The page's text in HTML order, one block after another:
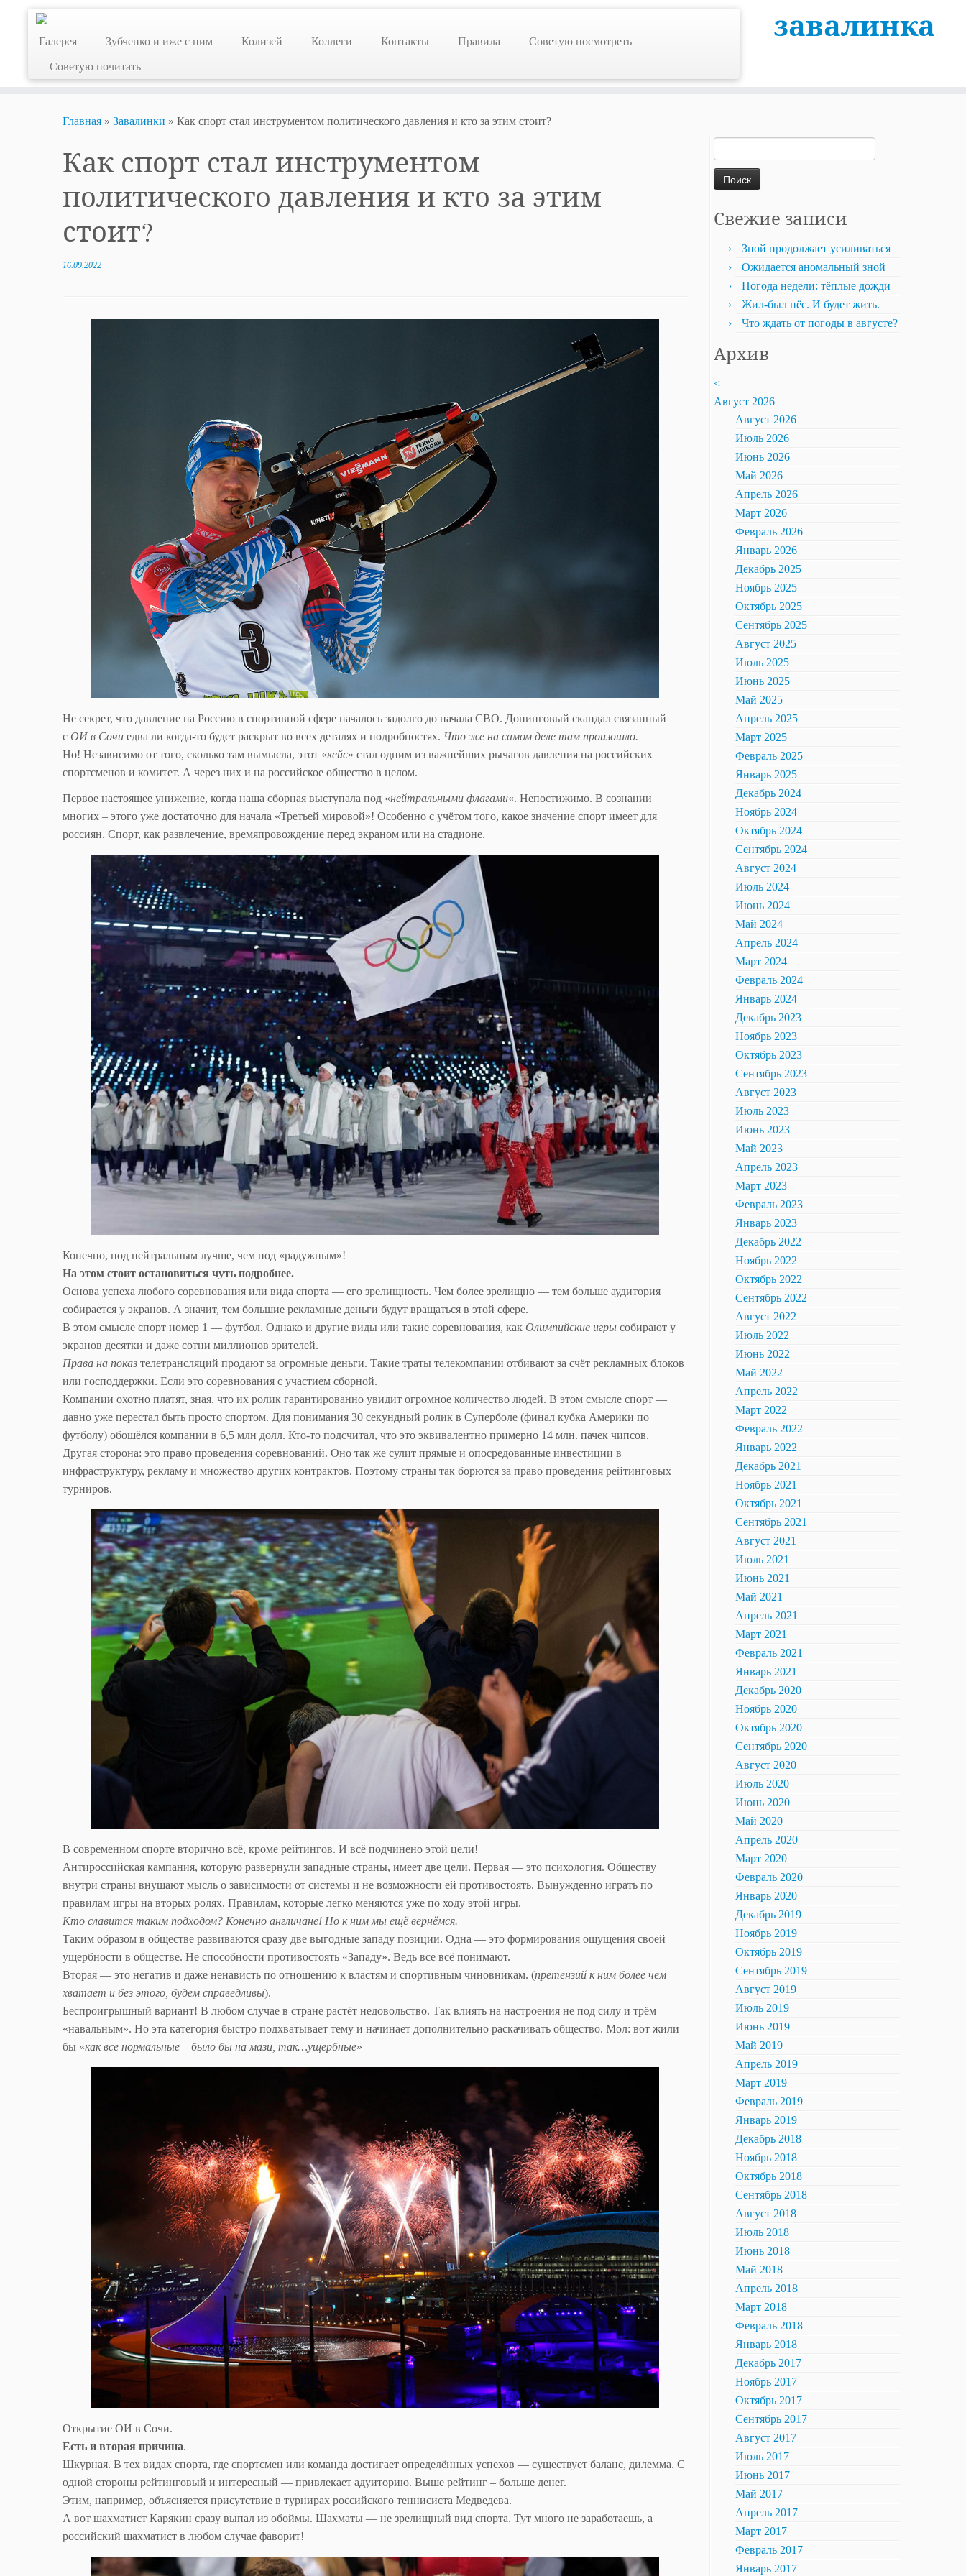
завалинка
Галерея Зубченко и иже с ним Колизей Коллеги Контакты Правила Советую посмотреть
Советую почитать
Главная » Завалинки » Как спорт стал инструментом политического давления и кто за этим стоит?
Как спорт стал инструментом
политического давления и кто за этим
стоит?
16.09.2022
Не секрет, что давление на Россию в спортивной сфере началось задолго до начала СВО. Допинговый скандал связанный
с ОИ в Сочи едва ли когда-то будет раскрыт во всех деталях и подробностях. Что же на самом деле там произошло.
Но! Независимо от того, сколько там вымысла, этот «кейс» стал одним из важнейших рычагов давления на российских
спортсменов и комитет. А через них и на российское общество в целом.
Первое настоящее унижение, когда наша сборная выступала под «нейтральными флагами«. Непостижимо. В сознании
многих – этого уже достаточно для начала «Третьей мировой»! Особенно с учётом того, какое значение спорт имеет для
россиян. Спорт, как развлечение, времяпровождение перед экраном или на стадионе.
Конечно, под нейтральным лучше, чем под «радужным»!
На этом стоит остановиться чуть подробнее.
Основа успеха любого соревнования или вида спорта — его зрелищность. Чем более зрелищно — тем больше аудитория
собирается у экранов. А значит, тем большие рекламные деньги будут вращаться в этой сфере.
В этом смысле спорт номер 1 — футбол. Однако и другие виды или такие соревнования, как Олимпийские игры собирают у
экранов десятки и даже сотни миллионов зрителей.
Права на показ телетрансляций продают за огромные деньги. Такие траты телекомпании отбивают за счёт рекламных блоков
или господдержки. Если это соревнования с участием сборной.
Компании охотно платят, зная. что их ролик гарантированно увидит огромное количество людей. В этом смысле спорт —
давно уже перестал быть просто спортом. Для понимания 30 секундный ролик в Суперболе (финал кубка Америки по
футболу) обошёлся компании в 6,5 млн долл. Кто-то подсчитал, что это эквивалентно примерно 14 млн. пачек чипсов.
Другая сторона: это право проведения соревнований. Оно так же сулит прямые и опосредованные инвестиции в
инфраструктуру, рекламу и множество других контрактов. Поэтому страны так борются за право проведения рейтинговых
турниров.
В современном спорте вторично всё, кроме рейтингов. И всё подчинено этой цели!
Антироссийская кампания, которую развернули западные страны, имеет две цели. Первая — это психология. Обществу
внутри страны внушают мысль о зависимости от системы и не возможности ей противостоять. Вынужденно играть по
правилам игры на вторых ролях. Правилам, которые легко меняются уже по ходу этой игры.
Кто славится таким подходом? Конечно англичане! Но к ним мы ещё вернёмся.
Таким образом в обществе развиваются сразу две выгодные западу позиции. Одна — это формирования ощущения своей
ущербности в обществе. Не способности противостоять «Западу». Ведь все всё понимают.
Вторая — это негатив и даже ненависть по отношению к властям и спортивным чиновникам. (претензий к ним более чем
хватает и без этого, будем справедливы).
Беспроигрышный вариант! В любом случае в стране растёт недовольство. Так влиять на настроения не под силу и трём
«навальным». Но эта категория быстро подхватывает тему и начинает дополнительно раскачивать общество. Мол: вот жили
бы «как все нормальные – было бы на мази, так…ущербные»
Открытие ОИ в Сочи.
Есть и вторая причина.
Шкурная. В тех видах спорта, где спортсмен или команда достигает определённых успехов — существует баланс, дилемма. С
одной стороны рейтинговый и интересный — привлекает адуиторию. Выше рейтинг – больше денег.
Этим, например, объясняется присутствие в турнирах российского теннисиста Медведева.
А вот шахматист Карякин сразу выпал из обоймы. Шахматы — не зрелищный вид спорта. Тут много не заработаешь, а
российский шахматист в любом случае фаворит!
Свежие записи
Зной продолжает усиливаться
Ожидается аномальный зной
Погода недели: тёплые дожди
Жил-был пёс. И будет жить.
Что ждать от погоды в августе?
Архив
<
Август 2026
Август 2026
Июль 2026
Июнь 2026
Май 2026
Апрель 2026
Март 2026
Февраль 2026
Январь 2026
Декабрь 2025
Ноябрь 2025
Октябрь 2025
Сентябрь 2025
Август 2025
Июль 2025
Июнь 2025
Май 2025
Апрель 2025
Март 2025
Февраль 2025
Январь 2025
Декабрь 2024
Ноябрь 2024
Октябрь 2024
Сентябрь 2024
Август 2024
Июль 2024
Июнь 2024
Май 2024
Апрель 2024
Март 2024
Февраль 2024
Январь 2024
Декабрь 2023
Ноябрь 2023
Октябрь 2023
Сентябрь 2023
Август 2023
Июль 2023
Июнь 2023
Май 2023
Апрель 2023
Март 2023
Февраль 2023
Январь 2023
Декабрь 2022
Ноябрь 2022
Октябрь 2022
Сентябрь 2022
Август 2022
Июль 2022
Июнь 2022
Май 2022
Апрель 2022
Март 2022
Февраль 2022
Январь 2022
Декабрь 2021
Ноябрь 2021
Октябрь 2021
Сентябрь 2021
Август 2021
Июль 2021
Июнь 2021
Май 2021
Апрель 2021
Март 2021
Февраль 2021
Январь 2021
Декабрь 2020
Ноябрь 2020
Октябрь 2020
Сентябрь 2020
Август 2020
Июль 2020
Июнь 2020
Май 2020
Апрель 2020
Март 2020
Февраль 2020
Январь 2020
Декабрь 2019
Ноябрь 2019
Октябрь 2019
Сентябрь 2019
Август 2019
Июль 2019
Июнь 2019
Май 2019
Апрель 2019
Март 2019
Февраль 2019
Январь 2019
Декабрь 2018
Ноябрь 2018
Октябрь 2018
Сентябрь 2018
Август 2018
Июль 2018
Июнь 2018
Май 2018
Апрель 2018
Март 2018
Февраль 2018
Январь 2018
Декабрь 2017
Ноябрь 2017
Октябрь 2017
Сентябрь 2017
Август 2017
Июль 2017
Июнь 2017
Май 2017
Апрель 2017
Март 2017
Февраль 2017
Январь 2017